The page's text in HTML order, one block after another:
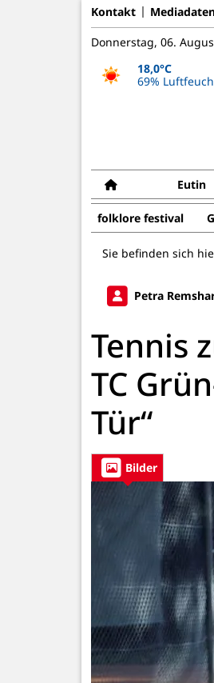
Kontakt
Donnerstag, 06.
18,0°C
69%
Eutin
folklore festival
Sie befinden sich
Petra
Tennis
TC
Tür“
Bilder